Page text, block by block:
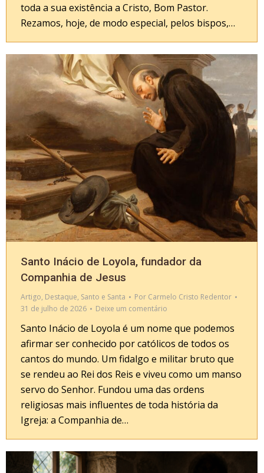
toda a sua existência a Cristo, Bom Pastor.
Rezamos, hoje, de modo especial, pelos bispos,…
Santo Inácio de Loyola, fundador da
Companhia de Jesus
Artigo, Destaque, Santo e Santa Por Carmelo Cristo Redentor
31 de julho de 2026
Deixe um comentário
Santo Inácio de Loyola é um nome que podemos
afirmar ser conhecido por católicos de todos os
cantos do mundo. Um fidalgo e militar bruto que
se rendeu ao Rei dos Reis e viveu como um manso
servo do Senhor. Fundou uma das ordens
religiosas mais influentes de toda história da
Igreja: a Companhia de…